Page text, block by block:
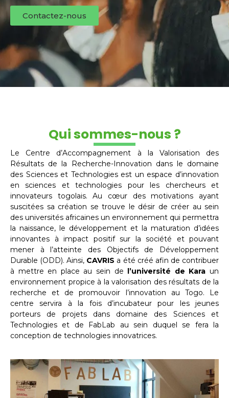
Contactez-nous
Qui sommes-nous ?
Le Centre d’Accompagnement à la Valorisation des
Résultats de la Recherche-Innovation dans le domaine
des Sciences et Technologies est un espace d’innovation
en sciences et technologies pour les chercheurs et
innovateurs togolais. Au cœur des motivations ayant
suscitées sa création se trouve le désir de créer au sein
des universités africaines un environnement qui permettra
la naissance, le développement et la maturation d’idées
innovantes à impact positif sur la société et pouvant
mener à l’atteinte des Objectifs de Développement
Durable (ODD). Ainsi, CAVRIS a été créé afin de contribuer
à mettre en place au sein de
l’université de Kara un
environnement propice à la valorisation des résultats de la
recherche et de promouvoir l’innovation au Togo. Le
centre servira à la fois d’incubateur pour les jeunes
porteurs de projets dans domaine des Sciences et
Technologies et de FabLab au sein duquel se fera la
conception de technologies innovatrices.